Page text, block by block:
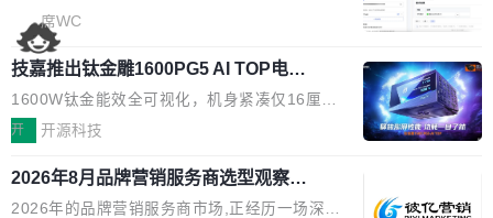
Sider、Copilot for Chrome 这些 AI 浏览器插件
了，你为什么还要再做一个"，我都觉得这个问题
问得好。 因为我自己也是从用户变成开发者的。
现有产品的天花板 我用过不少 AI 浏览器插件。
刚开始觉得都挺好——选中一段文字，弹出解
要。但用久了你会发现，它们本质上都是同一类
东西：一个带网页上下文的聊天框。 它们能读取
席WC
技嘉推出钛金雕1600PG5 AI TOP电
源：为发烧级主机与本地AI算力打造旗
舰供电方案
1600W钛金能效全可视化，机身紧凑仅16厘米
继2026台北电脑展首度亮相后，技嘉科技近日正
电源专为发烧级DIY主机与本地AI算力平台打
造，整机长度仅16厘米，提供1600W额定功率
开 开源科技
2026年8月品牌营销服务商选型观察：
从流量思维到品牌资产思维的范式转移
2026年的品牌营销服务商市场,正经历一场深刻